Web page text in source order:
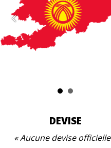
DEVISE
Aucune devise officielle